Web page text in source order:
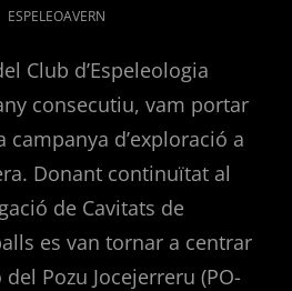
ESPELEOAVERN
Club d’Espeleologia
consecutiu, vam portar
campanya d’exploració a
Donant continuïtat al
de Cavitats de
es van tornar a centrar
Pozu Jocejerreru (PO-